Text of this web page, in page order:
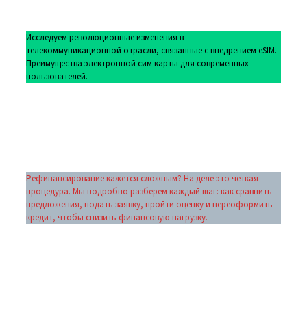
Исследуем революционные изменения в
телекоммуникационной отрасли, связанные с внедрением eSIM.
Преимущества электронной сим карты для современных
пользователей.
Рефинансирование кажется сложным? На деле это четкая
процедура. Мы подробно разберем каждый шаг: как сравнить
предложения, подать заявку, пройти оценку и переоформить
кредит, чтобы снизить финансовую нагрузку.